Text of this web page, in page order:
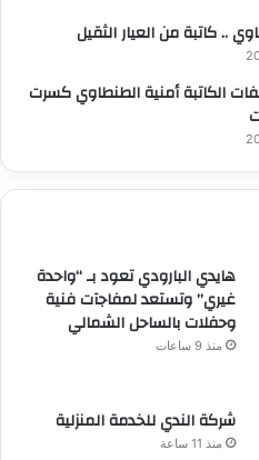
.. كاتبة من العيار الثقيل
الكاتبة أمنية الطنطاوي كسرت
هايدي البارودي تعود بـ “واحدة
غيري” وتستعد لمفاجآت فنية
وحفلات بالساحل الشمالي
منذ 9 ساعات
شركة الندي للخدمة المنزلية
منذ 11 ساعة